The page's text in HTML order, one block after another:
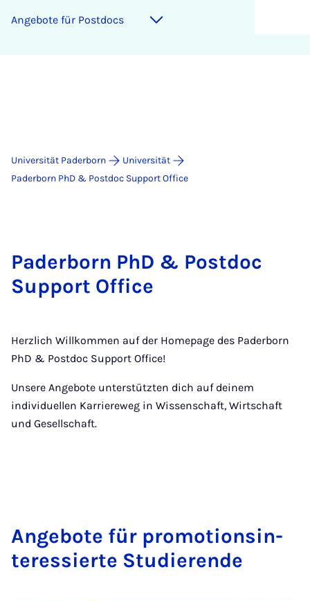
An­ge­bo­te für Post­docs
Universität Paderborn
Universität
Paderborn PhD & Postdoc Support Office
Paderborn PhD & Postdoc
Support Office
Herzlich Willkommen auf der Homepage des Paderborn
PhD & Postdoc Support Office!
Unsere Angebote unterstützten dich auf deinem
individuellen Karriereweg in Wissenschaft, Wirtschaft
und Gesellschaft.
An­ge­bo­te für pro­mo­ti­ons­in­
ter­es­sier­te Stu­die­ren­de